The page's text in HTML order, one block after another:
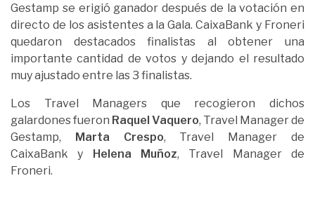
Gestamp se erigió ganador después de la votación en
directo de los asistentes a la Gala. CaixaBank y Froneri
quedaron destacados finalistas al obtener una
importante cantidad de votos y dejando el resultado
muy ajustado entre las 3 finalistas.
Los Travel Managers que recogieron dichos
galardones fueron Raquel Vaquero, Travel Manager de
Gestamp, Marta Crespo, Travel Manager de
CaixaBank y Helena Muñoz, Travel Manager de
Froneri.